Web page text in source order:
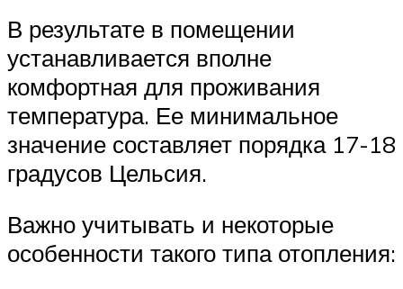
В результате в помещении
устанавливается вполне
комфортная для проживания
температура. Ее минимальное
значение составляет порядка 17-18
градусов Цельсия.
Важно учитывать и некоторые
особенности такого типа отопления: